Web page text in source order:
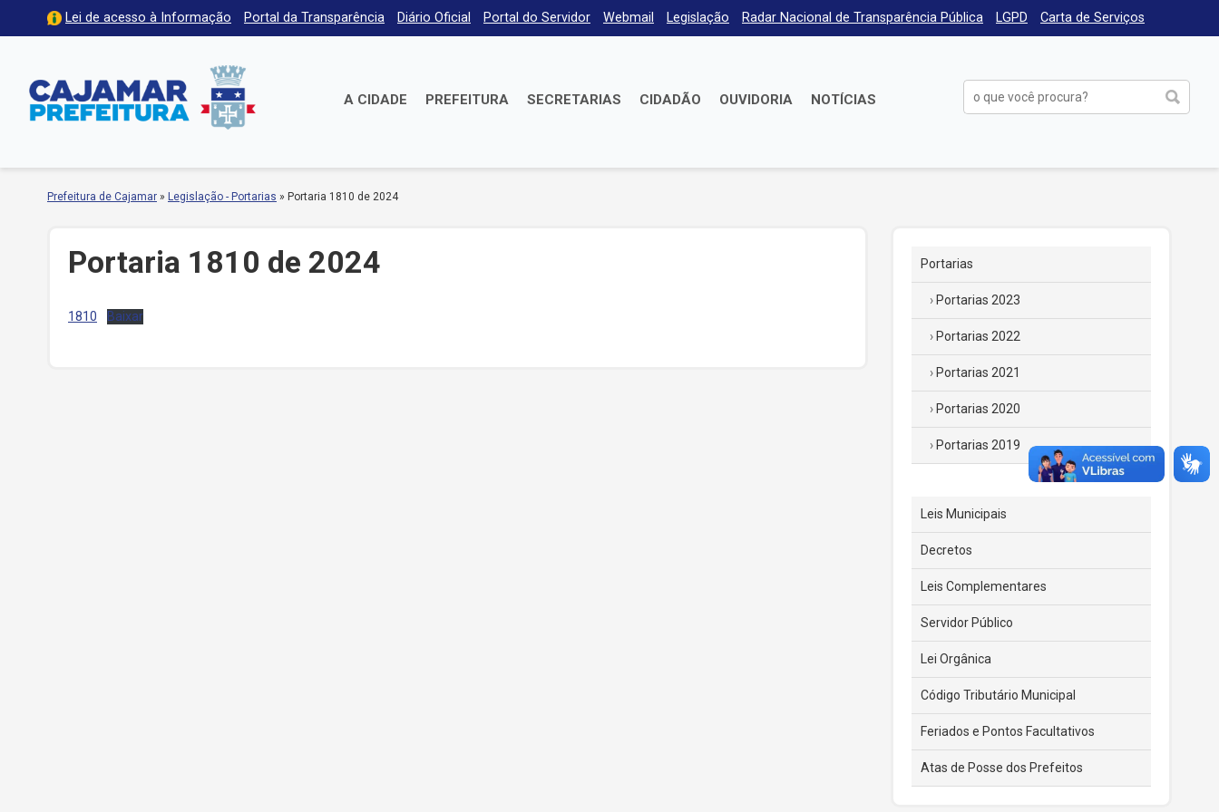
Lei de acesso à Informação Portal da Transparência Diário Oficial Portal do Servidor Webmail Legislação Radar Nacional de Transparência Pública LGPD Carta de Serviços
A CIDADE PREFEITURA SECRETARIAS CIDADÃO OUVIDORIA NOTÍCIAS
Prefeitura de Cajamar » Legislação - Portarias » Portaria 1810 de 2024
Portaria 1810 de 2024
1810 Baixar
Portarias
Portarias 2023
Portarias 2022
Portarias 2021
Portarias 2020
Portarias 2019
Leis Municipais
Decretos
Leis Complementares
Servidor Público
Lei Orgânica
Código Tributário Municipal
Feriados e Pontos Facultativos
Atas de Posse dos Prefeitos